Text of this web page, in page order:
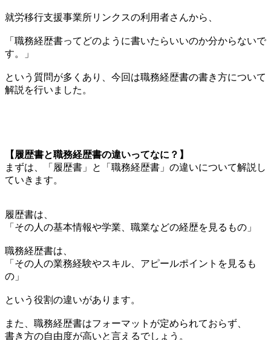
就労移行支援事業所リンクスの利用者さんから、
「職務経歴書ってどのように書いたらいいのか分からないで
す。」
という質問が多くあり、今回は職務経歴書の書き方について
解説を行いました。
【履歴書と職務経歴書の違いってなに？】
まずは、「履歴書」と「職務経歴書」の違いについて解説し
ていきます。
履歴書は、
「その人の基本情報や学業、職業などの経歴を見るもの」
職務経歴書は、
「その人の業務経験やスキル、アピールポイントを見るも
の」
という役割の違いがあります。
また、職務経歴書はフォーマットが定められておらず、
書き方の自由度が高いと言えるでしょう。